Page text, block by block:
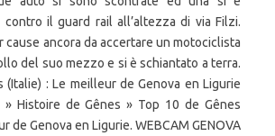
il guard rail all’altezza di via Filzi.
cause ancora da accertare un motociclista
del suo mezzo e si è schiantato a terra.
(Italie) : Le meilleur de Genova en Ligurie
» Histoire de Gênes » Top 10 de Gênes
de Genova en Ligurie. WEBCAM GENOVA